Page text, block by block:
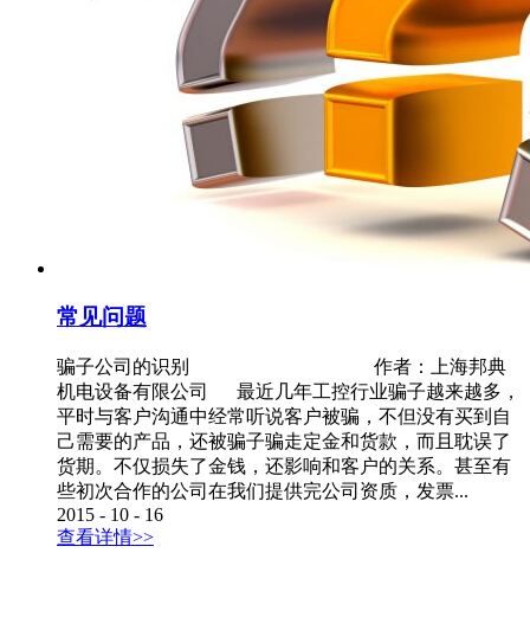
常见问题
骗子公司的识别 作者：上海邦典
机电设备有限公司 最近几年工控行业骗子越来越多，
平时与客户沟通中经常听说客户被骗，不但没有买到自
己需要的产品，还被骗子骗走定金和货款，而且耽误了
货期。不仅损失了金钱，还影响和客户的关系。甚至有
些初次合作的公司在我们提供完公司资质，发票...
2015 - 10 - 16
查看详情>>